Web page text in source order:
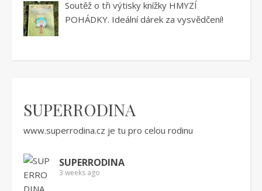
Soutěž o tři výtisky knížky HMYZÍ
POHÁDKY. Ideální dárek za vysvědčení!
SUPERRODINA
www.superrodina.cz je tu pro celou rodinu
SUPERRODINA
3 weeks ago